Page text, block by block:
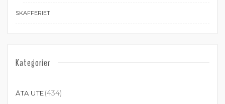
SKAFFERIET
Kategorier
ÄTA UTE(434)